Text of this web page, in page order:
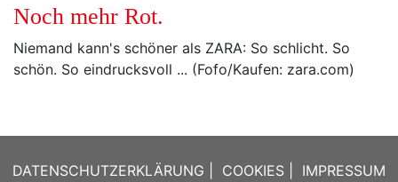
Noch mehr Rot.
Niemand kann's schöner als ZARA: So schlicht. So
schön. So eindrucksvoll ... (Fofo/Kaufen: zara.com)
DATENSCHUTZERKLÄRUNG | COOKIES | IMPRESSUM